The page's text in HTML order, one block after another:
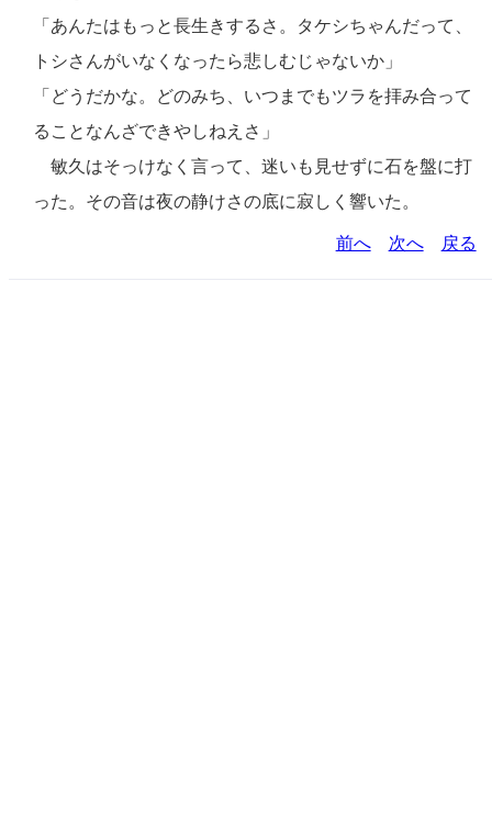
「あんたはもっと長生きするさ。タケシちゃんだって、
トシさんがいなくなったら悲しむじゃないか」
「どうだかな。どのみち、いつまでもツラを拝み合って
ることなんざできやしねえさ」
敏久はそっけなく言って、迷いも見せずに石を盤に打
った。その音は夜の静けさの底に寂しく響いた。
前へ 次へ 戻る